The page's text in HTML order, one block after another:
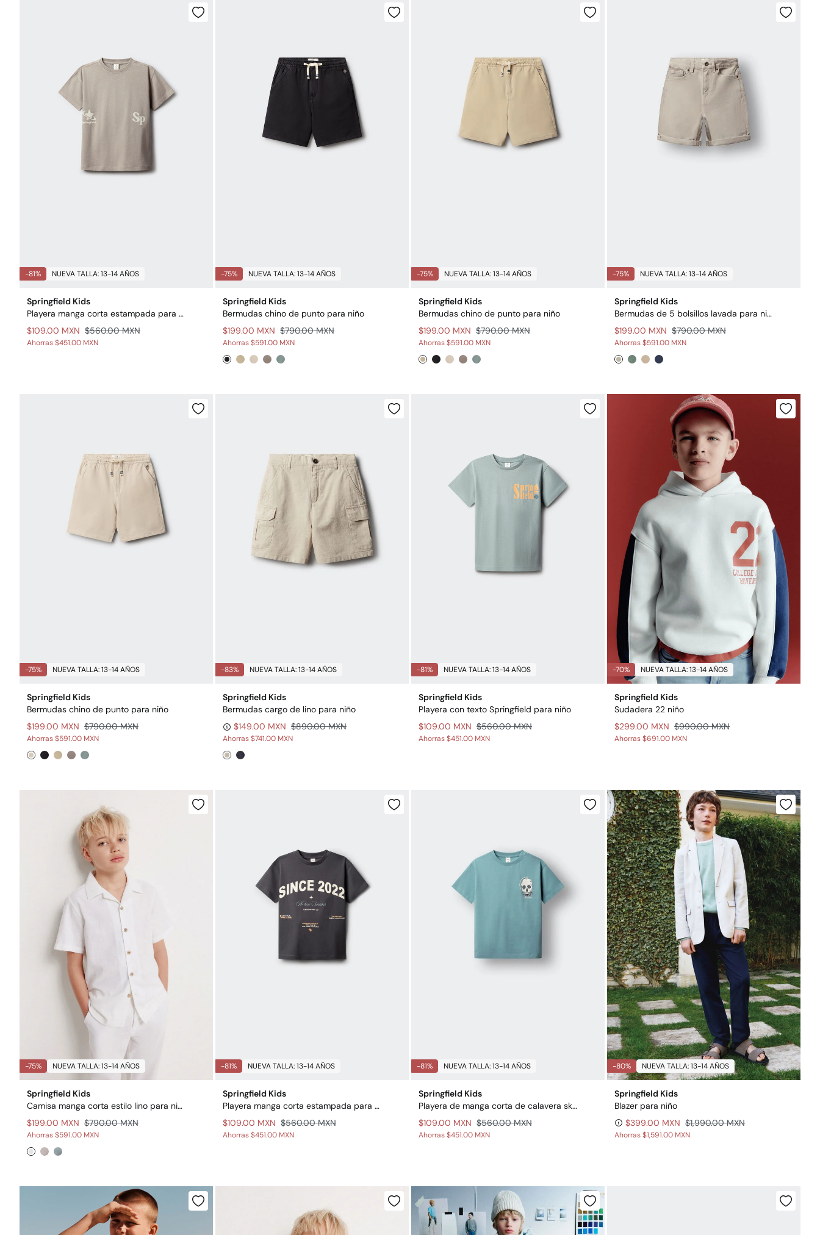
-81% NUEVA TALLA: 13-14 AÑOS
Springfield Kids
Playera manga corta estampada para niño
$109.00 MXN $560.00 MXN
Ahorras$451.00 MXN
-75% NUEVA TALLA: 13-14 AÑOS
Springfield Kids
Bermudas chino de punto para niño
$199.00 MXN $790.00 MXN
Ahorras$591.00 MXN
-75% NUEVA TALLA: 13-14 AÑOS
Springfield Kids
Bermudas chino de punto para niño
$199.00 MXN $790.00 MXN
Ahorras$591.00 MXN
-75% NUEVA TALLA: 13-14 AÑOS
Springfield Kids
Bermudas de 5 bolsillos lavada para niño
$199.00 MXN $790.00 MXN
Ahorras$591.00 MXN
-75% NUEVA TALLA: 13-14 AÑOS
Springfield Kids
Bermudas chino de punto para niño
$199.00 MXN $790.00 MXN
Ahorras$591.00 MXN
-83% NUEVA TALLA: 13-14 AÑOS
Springfield Kids
Bermudas cargo de lino para niño
$149.00 MXN $890.00 MXN
Ahorras$741.00 MXN
-81% NUEVA TALLA: 13-14 AÑOS
Springfield Kids
Playera con texto Springfield para niño
$109.00 MXN $560.00 MXN
Ahorras$451.00 MXN
-70% NUEVA TALLA: 13-14 AÑOS
Springfield Kids
Sudadera 22 niño
$299.00 MXN $990.00 MXN
Ahorras$691.00 MXN
-75% NUEVA TALLA: 13-14 AÑOS
Springfield Kids
Camisa manga corta estilo lino para niño
$199.00 MXN $790.00 MXN
Ahorras$591.00 MXN
-81% NUEVA TALLA: 13-14 AÑOS
Springfield Kids
Playera manga corta estampada para niño
$109.00 MXN $560.00 MXN
Ahorras$451.00 MXN
-81% NUEVA TALLA: 13-14 AÑOS
Springfield Kids
Playera de manga corta de calavera skate para niño
$109.00 MXN $560.00 MXN
Ahorras$451.00 MXN
-80% NUEVA TALLA: 13-14 AÑOS
Springfield Kids
Blazer para niño
$399.00 MXN $1,990.00 MXN
Ahorras$1,591.00 MXN